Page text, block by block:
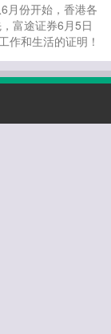
月份开始，香港各
富途证券6月5日
作和生活的证明！
缓存量证明开
过了！ 其他券商